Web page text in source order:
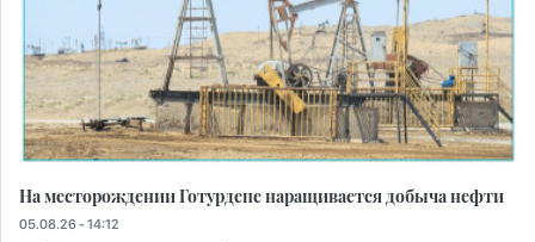
На месторождении Готурдепе наращивается добыча нефти
05.08.26 - 14:12